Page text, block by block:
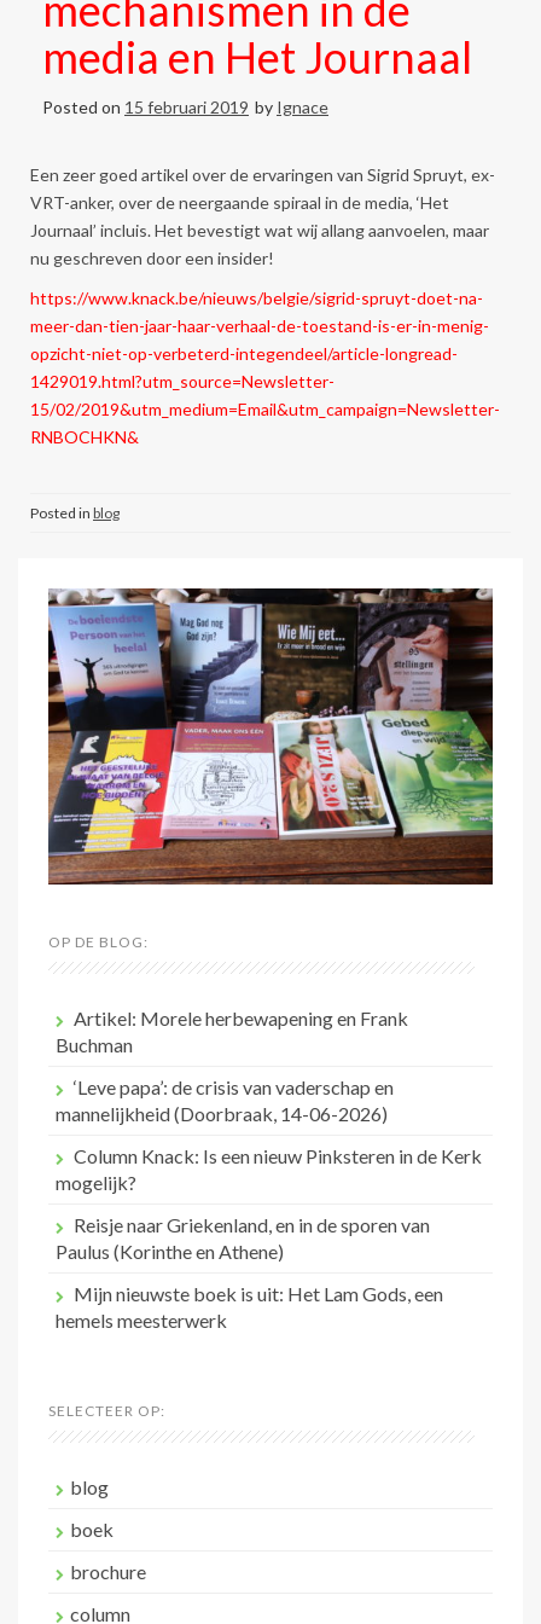
media en Het Journaal
Posted on 15 februari 2019 by Ignace
Een zeer goed artikel over de ervaringen van Sigrid Spruyt, ex-
VRT-anker, over de neergaande spiraal in de media, ‘Het
Journaal’ incluis. Het bevestigt wat wij allang aanvoelen, maar
nu geschreven door een insider!
https://www.knack.be/nieuws/belgie/sigrid-spruyt-doet-na-
meer-dan-tien-jaar-haar-verhaal-de-toestand-is-er-in-menig-
opzicht-niet-op-verbeterd-integendeel/article-longread-
1429019.html?utm_source=Newsletter-
15/02/2019&utm_medium=Email&utm_campaign=Newsletter-
RNBOCHKN&
Posted in blog
OP DE BLOG:
Artikel: Morele herbewapening en Frank
Buchman
‘Leve papa’: de crisis van vaderschap en
mannelijkheid (Doorbraak, 14-06-2026)
Column Knack: Is een nieuw Pinksteren in de Kerk
mogelijk?
Reisje naar Griekenland, en in de sporen van
Paulus (Korinthe en Athene)
Mijn nieuwste boek is uit: Het Lam Gods, een
hemels meesterwerk
SELECTEER OP:
blog
boek
brochure
column